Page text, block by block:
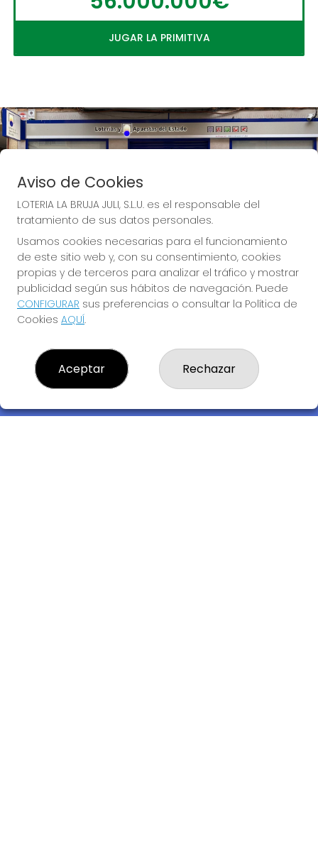
JUGAR LA PRIMITIVA
Descubre la buena suerte de La Bruja Juli
Aviso de Cookies
LOTERIA LA BRUJA JULI, S.L.U. es el responsable del
tratamiento de sus datos personales.
Usamos cookies necesarias para el funcionamiento
de este sitio web y, con su consentimiento, cookies
propias y de terceros para analizar el tráfico y mostrar
publicidad según sus hábitos de navegación. Puede
CONFIGURAR sus preferencias o consultar la Política de
Cookies AQUÍ.
Aceptar Rechazar